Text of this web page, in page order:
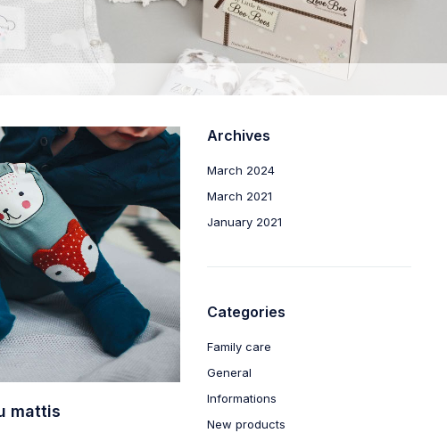
mattis
Archives
March 2024
March 2021
January 2021
Categories
Family care
General
Informations
New products